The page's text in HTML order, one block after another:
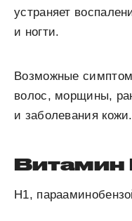
устраняет
и ногти.
Возможные
волос, морщины,
и заболевания кожи.
Витамин
Н1,